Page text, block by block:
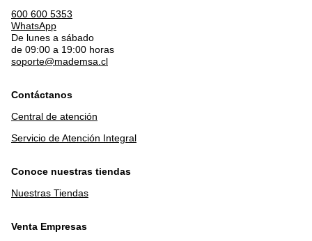
600 600 5353
WhatsApp
De lunes a sábado
de 09:00 a 19:00 horas
soporte@mademsa.cl
Contáctanos
Central de atención
Servicio de Atención Integral
Conoce nuestras tiendas
Nuestras Tiendas
Venta Empresas